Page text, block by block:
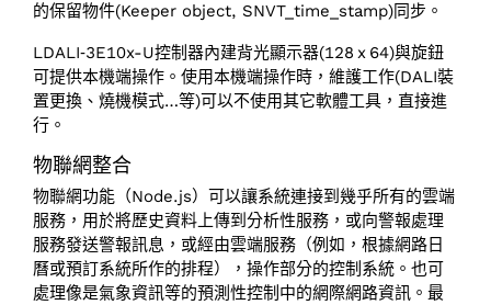
的保留物件(Keeper object, SNVT_time_stamp)同步。
LDALI‑3E10x-U控制器內建背光顯示器(128 x 64)與旋鈕
可提供本機端操作。使用本機端操作時，維護工作(DALI裝
置更換、燒機模式…等)可以不使用其它軟體工具，直接進
行。
物聯網整合
物聯網功能（Node.js）可以讓系統連接到幾乎所有的雲端
服務，用於將歷史資料上傳到分析性服務，或向警報處理
服務發送警報訊息，或經由雲端服務（例如，根據網路日
曆或預訂系統所作的排程），操作部分的控制系統。也可
處理像是氣象資訊等的預測性控制中的網際網路資訊。最